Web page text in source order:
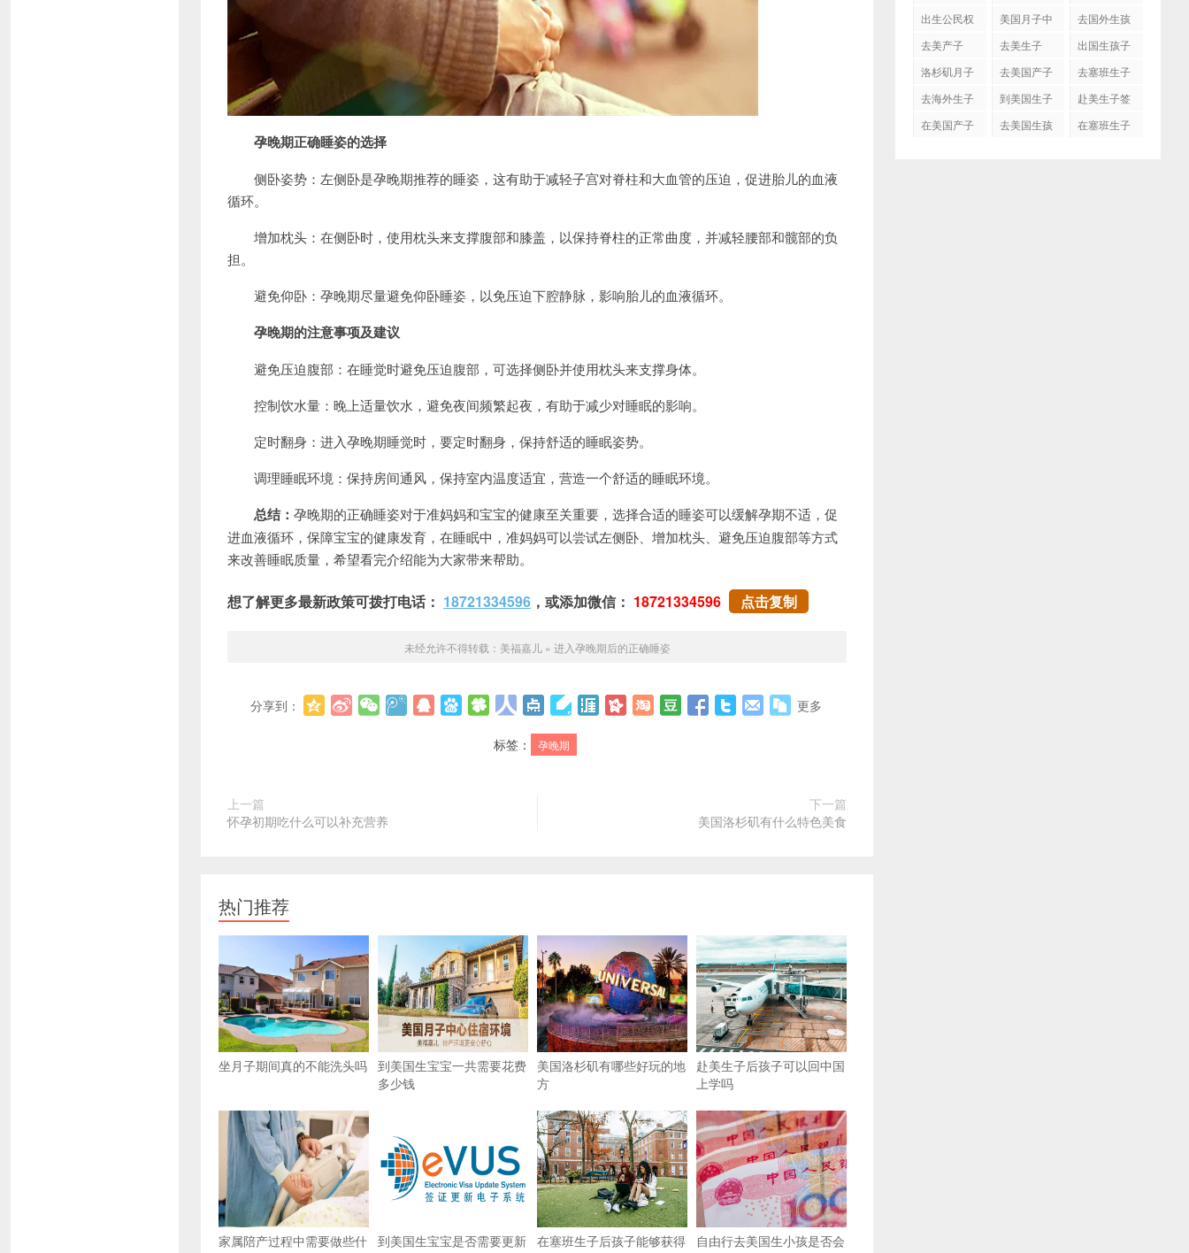
孕晚期正确睡姿的选择
侧卧姿势：左侧卧是孕晚期推荐的睡姿，这有助于减轻子宫对脊柱和大血管的压迫，促进胎儿的血液
循环。
增加枕头：在侧卧时，使用枕头来支撑腹部和膝盖，以保持脊柱的正常曲度，并减轻腰部和髋部的负
担。
避免仰卧：孕晚期尽量避免仰卧睡姿，以免压迫下腔静脉，影响胎儿的血液循环。
孕晚期的注意事项及建议
避免压迫腹部：在睡觉时避免压迫腹部，可选择侧卧并使用枕头来支撑身体。
控制饮水量：晚上适量饮水，避免夜间频繁起夜，有助于减少对睡眠的影响。
定时翻身：进入孕晚期睡觉时，要定时翻身，保持舒适的睡眠姿势。
调理睡眠环境：保持房间通风，保持室内温度适宜，营造一个舒适的睡眠环境。
总结： 孕晚期的正确睡姿对于准妈妈和宝宝的健康至关重要，选择合适的睡姿可以缓解孕期不适，促
进血液循环，保障宝宝的健康发育，在睡眠中，准妈妈可以尝试左侧卧、增加枕头、避免压迫腹部等方式
来改善睡眠质量，希望看完介绍能为大家带来帮助。
想了解更多最新政策可拨打电话： 18721334596 ，或添加微信： 18721334596 点击复制
未经允许不得转载： 美福嘉儿» 进入孕晚期后的正确睡姿
分享到： 更多
标签： 孕晚期
上一篇
怀孕初期吃什么可以补充营养
下一篇
美国洛杉矶有什么特色美食
热门推荐
坐月子期间真的不能洗头吗 到美国生宝宝一共需要花费
多少钱
美国洛杉矶有哪些好玩的地
方
赴美生子后孩子可以回中国
上学吗
家属陪产过程中需要做些什 到美国生宝宝是否需要更新 在塞班生子后孩子能够获得
自由行去美国生小孩是否会
出生公民权
美国月子中
去国外生孩
去美产子 去美生子
出国生孩子
洛杉矶月子
去美国产子
去塞班生子
去海外生子
到美国生子
赴美生子签
在美国产子
去美国生孩
在塞班生子